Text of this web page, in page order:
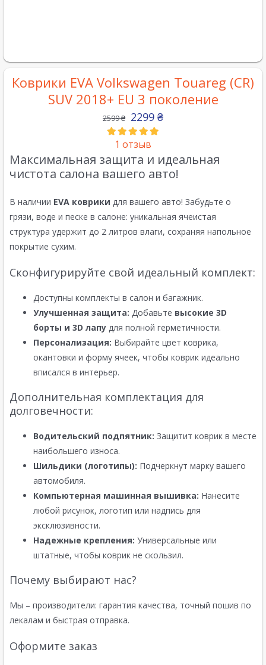
Коврики EVA Volkswagen Touareg (CR)
SUV 2018+ EU 3 поколение
2599₴ 2299 ₴
1 отзыв
Максимальная защита и идеальная
чистота салона вашего авто!
В наличии EVA коврики для вашего авто! Забудьте о
грязи, воде и песке в салоне: уникальная ячеистая
структура удержит до 2 литров влаги, сохраняя напольное
покрытие сухим.
Сконфигурируйте свой идеальный комплект:
Доступны комплекты в салон и багажник.
Улучшенная защита: Добавьте высокие 3D
борты и 3D лапу для полной герметичности.
Персонализация: Выбирайте цвет коврика,
окантовки и форму ячеек, чтобы коврик идеально
вписался в интерьер.
Дополнительная комплектация для
долговечности:
Водительский подпятник: Защитит коврик в месте
наибольшего износа.
Шильдики (логотипы): Подчеркнут марку вашего
автомобиля.
Компьютерная машинная вышивка: Нанесите
любой рисунок, логотип или надпись для
эксклюзивности.
Надежные крепления: Универсальные или
штатные, чтобы коврик не скользил.
Почему выбирают нас?
Мы – производители: гарантия качества, точный пошив по
лекалам и быстрая отправка.
Оформите заказ